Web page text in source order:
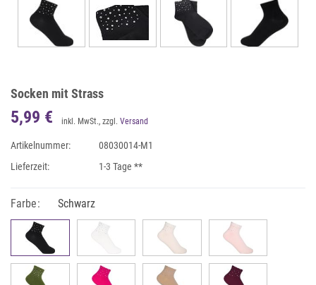
Socken mit Strass
5,99 € inkl. MwSt., zzgl. Versand
Artikelnummer:
08030014-M1
Lieferzeit:
1-3 Tage **
Farbe: Schwarz